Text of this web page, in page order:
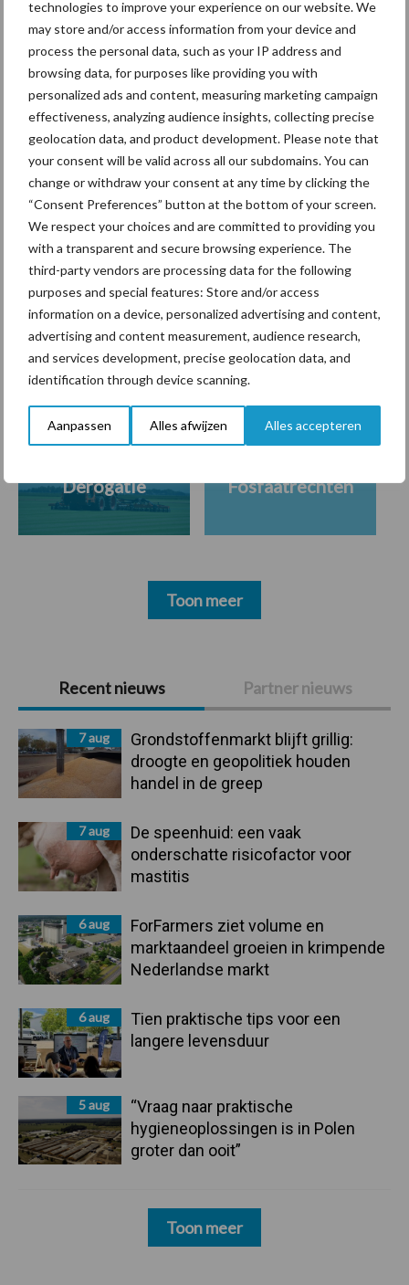
technologies to improve your experience on our website. We
may store and/or access information from your device and
process the personal data, such as your IP address and
browsing data, for purposes like providing you with
personalized ads and content, measuring marketing campaign
effectiveness, analyzing audience insights, collecting precise
geolocation data, and product development. Please note that
your consent will be valid across all our subdomains. You can
change or withdraw your consent at any time by clicking the
“Consent Preferences” button at the bottom of your screen.
We respect your choices and are committed to providing you
with a transparent and secure browsing experience. The
third-party vendors are processing data for the following
purposes and special features: Store and/or access
information on a device, personalized advertising and content,
advertising and content measurement, audience research,
and services development, precise geolocation data, and
identification through device scanning.
Aanpassen Alles afwijzen Alles accepteren
Primaire
Sidebar
Recent nieuws Partner nieuws
7 aug
Grondstoffenmarkt blijft grillig:
droogte en geopolitiek houden
handel in de greep
7 aug
De speenhuid: een vaak
onderschatte risicofactor voor
mastitis
6 aug
ForFarmers ziet volume en
marktaandeel groeien in krimpende
Nederlandse markt
6 aug
Tien praktische tips voor een
langere levensduur
5 aug
“Vraag naar praktische
hygieneoplossingen is in Polen
groter dan ooit”
Toon meer
De speenhuid: een vaak
onderschatte risicofactor
voor mastitis
ForFarmers ziet volume en
marktaandeel groeien in
krimpende Nederlandse
markt
Themapagina's
Diergezondheid Bemesting
Derogatie Fosfaatrechten
Toon meer